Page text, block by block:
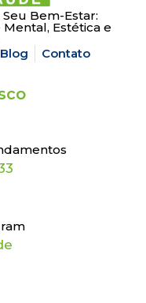
Bem-Estar:
Estética e
Blog Contato